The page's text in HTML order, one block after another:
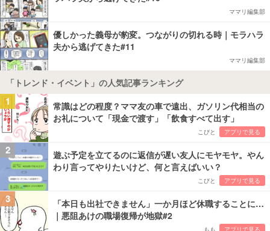
ママリ編集部
優しかった義母が豹変。つながりの切れる時｜モラハラ
夫から逃げてきた#11
ママリ編集部
「トレンド・イベント」の人気記事ランキング
1
常識はどの程度？ママ友の車で遠出、ガソリン代相当の
お礼について「現金で渡す」「飲食すべて出す」
こびと アプリで見る
2
遊ぶ予定を立てるのに返信が遅い友人にモヤモヤ。やん
わり言ってやりたいけど、何と言えばいい？
こびと アプリで見る
3
「本日も出社できません」一か月ほど休職することに…
｜悪阻あけの職場復帰が地獄#2
もも アプリで見る